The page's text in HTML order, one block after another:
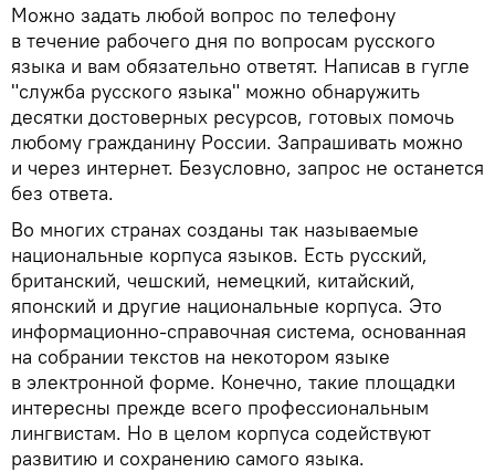
Можно задать любой вопрос по телефону
в течение рабочего дня по вопросам русского
языка и вам обязательно ответят. Написав в гугле
"служба русского языка" можно обнаружить
десятки достоверных ресурсов, готовых помочь
любому гражданину России. Запрашивать можно
и через интернет. Безусловно, запрос не останется
без ответа.
Во многих странах созданы так называемые
национальные корпуса языков. Есть русский,
британский, чешский, немецкий, китайский,
японский и другие национальные корпуса. Это
информационно-справочная система, основанная
на собрании текстов на некотором языке
в электронной форме. Конечно, такие площадки
интересны прежде всего профессиональным
лингвистам. Но в целом корпуса содействуют
развитию и сохранению самого языка.